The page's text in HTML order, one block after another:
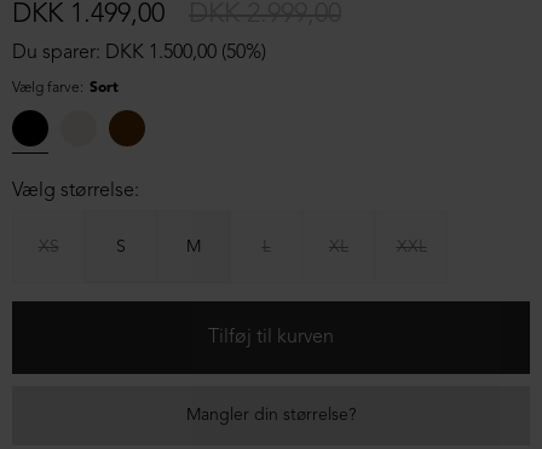
Du sparer: DKK 1.500,00 (50%)
DKK 1.499,00
Vælg farve: Sort
Vælg størrelse:
XS S M L XL XXL
Mangler din størrelse?